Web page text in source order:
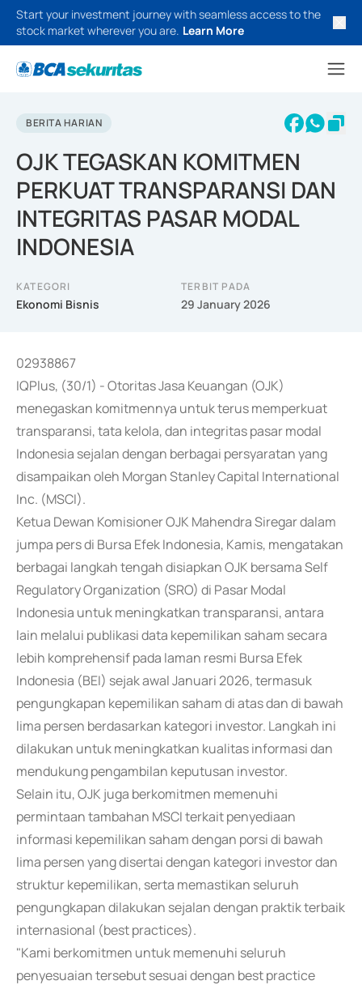
Start your investment journey with seamless access to the
stock market wherever you are. Learn More
BERITA HARIAN
OJK TEGASKAN KOMITMEN
PERKUAT TRANSPARANSI DAN
INTEGRITAS PASAR MODAL
INDONESIA
KATEGORI
Ekonomi Bisnis
TERBIT PADA
29 January 2026
02938867
IQPlus, (30/1) - Otoritas Jasa Keuangan (OJK)
menegaskan komitmennya untuk terus memperkuat
transparansi, tata kelola, dan integritas pasar modal
Indonesia sejalan dengan berbagai persyaratan yang
disampaikan oleh Morgan Stanley Capital International
Inc. (MSCI).
Ketua Dewan Komisioner OJK Mahendra Siregar dalam
jumpa pers di Bursa Efek Indonesia, Kamis, mengatakan
berbagai langkah tengah disiapkan OJK bersama Self
Regulatory Organization (SRO) di Pasar Modal
Indonesia untuk meningkatkan transparansi, antara
lain melalui publikasi data kepemilikan saham secara
lebih komprehensif pada laman resmi Bursa Efek
Indonesia (BEI) sejak awal Januari 2026, termasuk
pengungkapan kepemilikan saham di atas dan di bawah
lima persen berdasarkan kategori investor. Langkah ini
dilakukan untuk meningkatkan kualitas informasi dan
mendukung pengambilan keputusan investor.
Selain itu, OJK juga berkomitmen memenuhi
permintaan tambahan MSCI terkait penyediaan
informasi kepemilikan saham dengan porsi di bawah
lima persen yang disertai dengan kategori investor dan
struktur kepemilikan, serta memastikan seluruh
pengungkapan dilakukan sejalan dengan praktik terbaik
internasional (best practices).
"Kami berkomitmen untuk memenuhi seluruh
penyesuaian tersebut sesuai dengan best practice